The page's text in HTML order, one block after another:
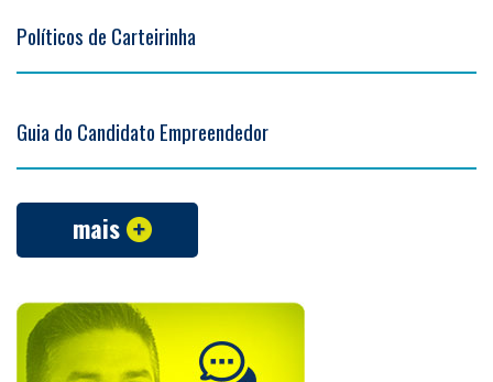
Políticos de Carteirinha
Guia do Candidato Empreendedor
mais